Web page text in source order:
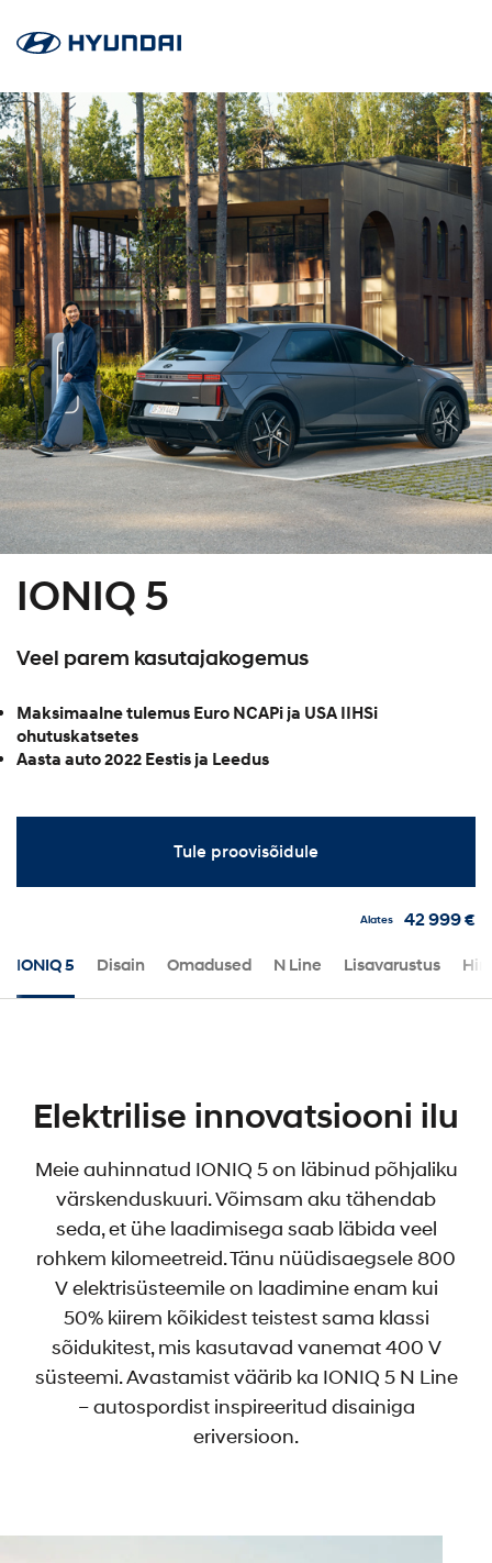
IONIQ 5
Veel parem kasutajakogemus
Maksimaalne tulemus Euro NCAPi ja USA IIHSi
ohutuskatsetes
Aasta auto 2022 Eestis ja Leedus
Tule proovisõidule
IONIQ 5 Disain Omadused N Line Lisavarustus
Alates 42 999 €
Elektrilise innovatsiooni ilu
Meie auhinnatud IONIQ 5 on läbinud põhjaliku
värskenduskuuri. Võimsam aku tähendab
seda, et ühe laadimisega saab läbida veel
rohkem kilomeetreid. Tänu nüüdisaegsele 800
V elektrisüsteemile on laadimine enam kui
50% kiirem kõikidest teistest sama klassi
sõidukitest, mis kasutavad vanemat 400 V
süsteemi. Avastamist väärib ka IONIQ 5 N Line
– autospordist inspireeritud disainiga
eriversioon.